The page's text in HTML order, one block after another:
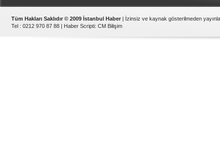
Tüm Hakları Saklıdır © 2009 İstanbul Haber | İzinsiz ve kaynak gösterilmeden
Tel : 0212 970 87 88 | Haber Scripti: CM Bilişim